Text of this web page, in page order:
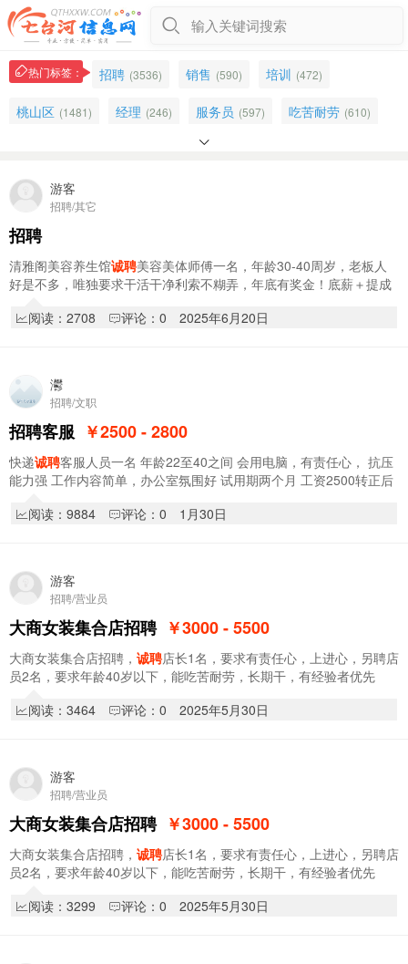
输入关键词搜索
热门标签： 招聘 (3536) 销售 (590) 培训 (472)
桃山区 (1481) 经理 (246) 服务员 (597) 吃苦耐劳 (610)
无经验
业务 (212)
师傅
收银员 (98) 电脑 (399) 桃山 (193) 吧员 (101)

游客
招聘/其它
招聘
清雅阁美容养生馆诚聘美容美体师傅一名，年龄30-40周岁，老板人
好是不多，唯独要求干活干净利索不糊弄，年底有奖金！底薪＋提成
阅读：2708
评论：0 2025年6月20日
灪
招聘/文职
招聘客服 ￥2500 - 2800
快递诚聘客服人员一名 年龄22至40之间 会用电脑，有责任心， 抗压
能力强 工作内容简单，办公室氛围好 试用期两个月 工资2500转正后
阅读：9884
评论：0 1月30日
游客
招聘/营业员
大商女装集合店招聘 ￥3000 - 5500
大商女装集合店招聘， 诚聘店长1名，要求有责任心，上进心，另聘店
员2名，要求年龄40岁以下，能吃苦耐劳，长期干，有经验者优先
阅读：3464
评论：0 2025年5月30日
游客
招聘/营业员
大商女装集合店招聘 ￥3000 - 5500
大商女装集合店招聘， 诚聘店长1名，要求有责任心，上进心，另聘店
员2名，要求年龄40岁以下，能吃苦耐劳，长期干，有经验者优先
阅读：3299
评论：0 2025年5月30日